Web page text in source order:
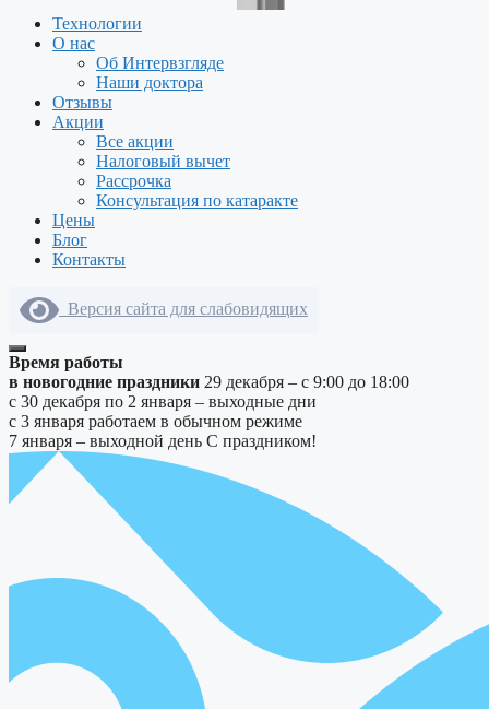
Технологии
О нас
Об Интервзгляде
Наши доктора
Отзывы
Акции
Все акции
Налоговый вычет
Рассрочка
Консультация по катаракте
Цены
Блог
Контакты
Версия сайта для слабовидящих
Время работы
в новогодние праздники 29 декабря – с 9:00 до 18:00
с 30 декабря по 2 января – выходные дни
с 3 января работаем в обычном режиме
7 января – выходной день С праздником!